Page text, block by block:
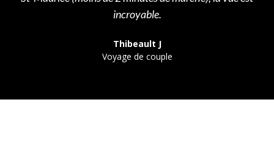
incroyable.
Thibeault J
Voyage de couple